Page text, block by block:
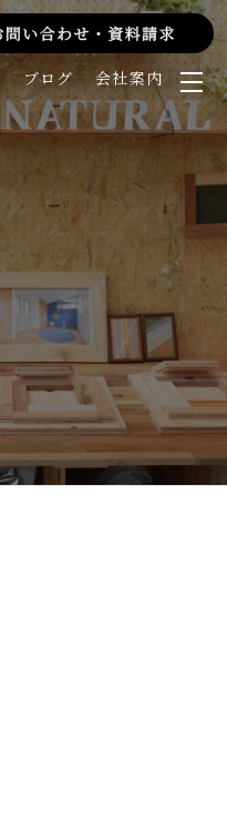
ブログ 会社案内
メ
ニ
ー
開
く